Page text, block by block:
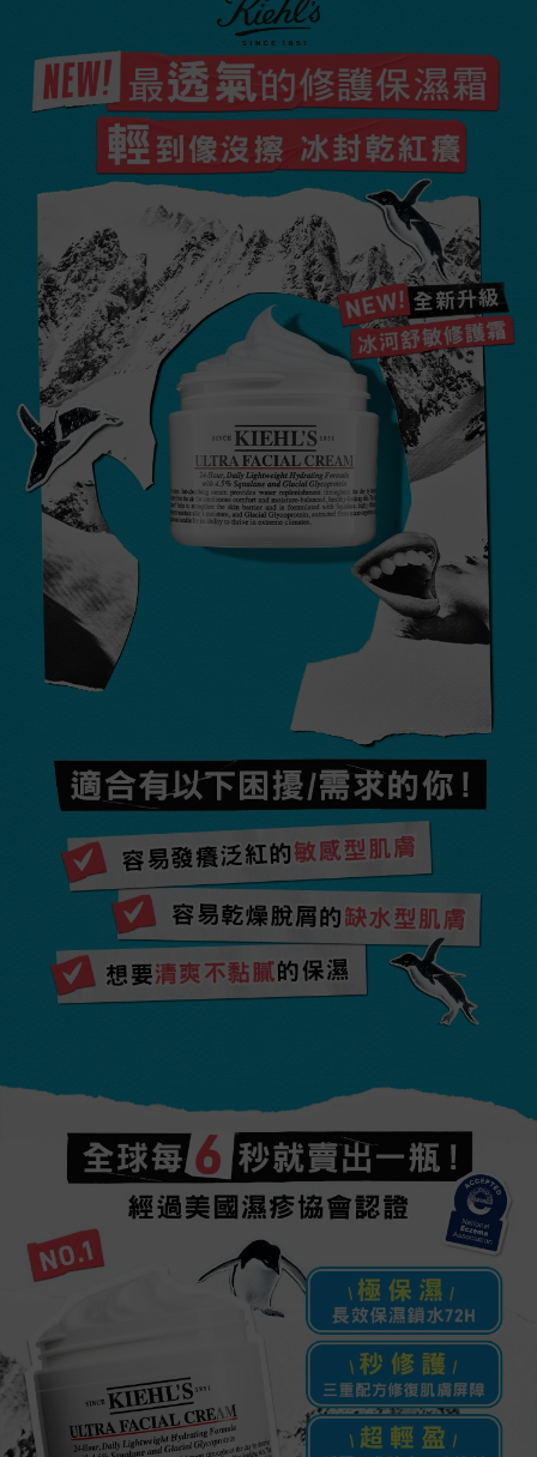
NEW! 最透氣的修護保濕霜
輕到像沒擦 冰封乾紅癢
NEW!全新升級
冰河舒敏修護霜
適合有以下困擾/需求的你！
容易發癢泛紅的敏感型肌膚
容易乾燥脫屑的缺水型肌膚
想要清爽不黏膩的保濕
全球每6秒就賣出一瓶!
經過美國濕疹協會認證
\極保濕/
長效保濕鎖水72H
\秒修護/
三重配方修復肌膚屏障​
\超輕盈/